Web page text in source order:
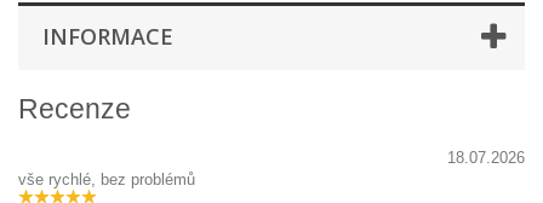
INFORMACE
Recenze
18.07.2026
vše rychlé, bez problémů